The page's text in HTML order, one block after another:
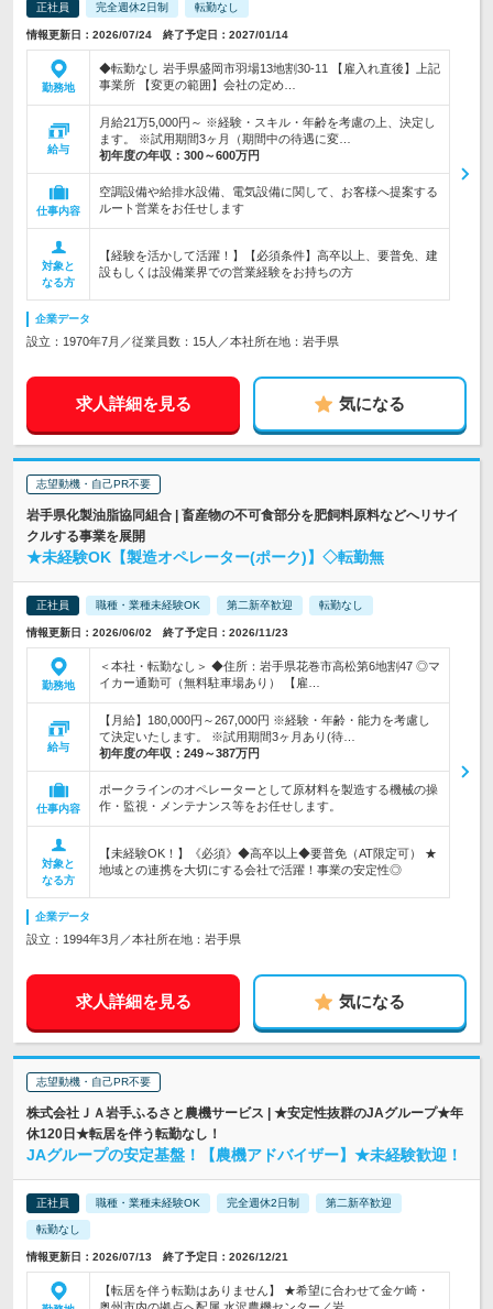
正社員 完全週休2日制 転勤なし
情報更新日：2026/07/24 終了予定日：2027/01/14
勤務地
◆転勤なし 岩手県盛岡市羽場13地割30-11 【雇入れ直後】上記
事業所 【変更の範囲】会社の定め…
給与
月給21万5,000円～ ※経験・スキル・年齢を考慮の上、決定し
ます。 ※試用期間3ヶ月（期間中の待遇に変…
初年度の年収： 300～600万円
仕事内容
空調設備や給排水設備、電気設備に関して、お客様へ提案する
ルート営業をお任せします
対象と
なる方
【経験を活かして活躍！】【必須条件】高卒以上、要普免、建
設もしくは設備業界での営業経験をお持ちの方
企業データ
設立：1970年7月／従業員数：15人／本社所在地：岩手県
求人詳細を見る 気になる
志望動機・自己PR不要
岩手県化製油脂協同組合 | 畜産物の不可食部分を肥飼料原料などへリサイ
クルする事業を展開
★未経験OK【製造オペレーター(ポーク)】◇転勤無
正社員 職種・業種未経験OK 第二新卒歓迎 転勤なし
情報更新日：2026/06/02 終了予定日：2026/11/23
勤務地
＜本社・転勤なし＞ ◆住所：岩手県花巻市高松第6地割47 ◎マ
イカー通勤可（無料駐車場あり） 【雇…
給与
【月給】180,000円～267,000円 ※経験・年齢・能力を考慮し
て決定いたします。 ※試用期間3ヶ月あり(待…
初年度の年収： 249～387万円
仕事内容
ポークラインのオペレーターとして原材料を製造する機械の操
作・監視・メンテナンス等をお任せします。
対象と
なる方
【未経験OK！】《必須》◆高卒以上◆要普免（AT限定可） ★
地域との連携を大切にする会社で活躍！事業の安定性◎
企業データ
設立：1994年3月／本社所在地：岩手県
求人詳細を見る 気になる
志望動機・自己PR不要
株式会社ＪＡ岩手ふるさと農機サービス | ★安定性抜群のJAグループ★年
休120日★転居を伴う転勤なし！
JAグループの安定基盤！【農機アドバイザー】★未経験歓迎！
正社員 職種・業種未経験OK 完全週休2日制 第二新卒歓迎
転勤なし
情報更新日：2026/07/13 終了予定日：2026/12/21
【転居を伴う転勤はありません】 ★希望に合わせて金ケ崎・